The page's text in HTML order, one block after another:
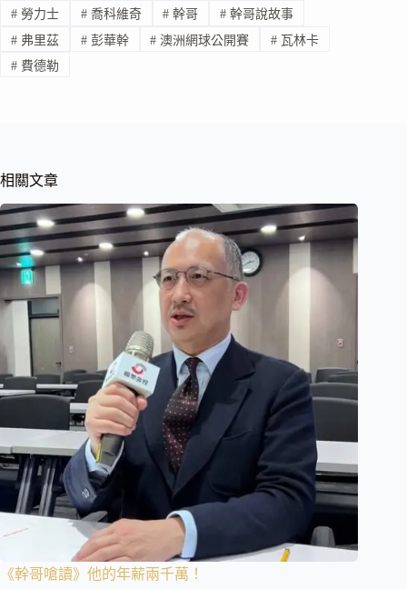
#勞力士 #喬科維奇 # 幹哥 # 幹哥說故事
#弗里茲 #彭華幹 # 澳洲網球公開賽 # 瓦林卡
#費德勒
相關文章
《幹哥嗆讀》他的年薪兩千萬！